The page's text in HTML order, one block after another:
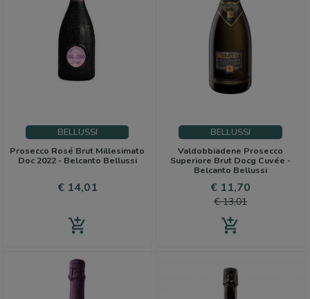
BELLUSSI
Prosecco Rosé Brut Millesimato
Doc 2022 - Belcanto Bellussi
Prijs
€ 14,01
add_shopping_cart
BELLUSSI
Valdobbiadene Prosecco
Superiore Brut Docg Cuvée -
Belcanto Bellussi
Prijs
€ 11,70
€ 13,01
add_shopping_cart